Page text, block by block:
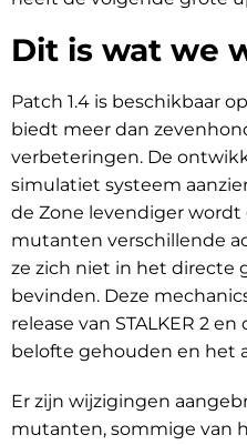
Dit is wat we
Patch 1.4 is beschikbaar
biedt meer dan
verbeteringen. De
simulatiet systeem
de Zone levendiger wordt
mutanten verschillende
ze zich niet in het directe
bevinden. Deze
release van STALKER 2
belofte gehouden en het
Er zijn wijzigingen
mutanten, sommige van